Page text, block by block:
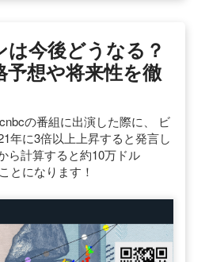
は今後どうなる？
予想や将来性を徹
の番組に出演した際に、 ビ
年に3倍以上上昇すると発言し
ら計算すると約10万ドル
とになります！